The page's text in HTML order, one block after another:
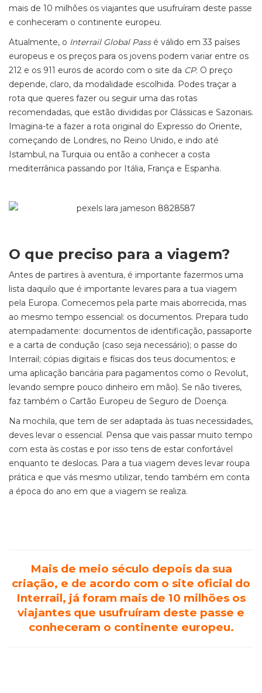
mais de 10 milhões os viajantes que usufruíram deste passe
e conheceram o continente europeu.
Atualmente, o Interrail Global Passé válido em 33 países
europeus e os preços para os jovens podem variar entre os
212 e os 911 euros de acordo com o site da CP. O preço
depende, claro, da modalidade escolhida. Podes traçar a
rota que queres fazer ou seguir uma das rotas
recomendadas, que estão divididas por Clássicas e Sazonais.
Imagina-te a fazer a rota original do Expresso do Oriente,
começando de Londres, no Reino Unido, e indo até
Istambul, na Turquia ou então a conhecer a costa
mediterrânica passando por Itália, França e Espanha.
O que preciso para a viagem?
Antes de partires à aventura, é importante fazermos uma
lista daquilo que é importante levares para a tua viagem
pela Europa. Comecemos pela parte mais aborrecida, mas
ao mesmo tempo essencial: os documentos. Prepara tudo
atempadamente: documentos de identificação, passaporte
e a carta de condução (caso seja necessário); o passe do
Interrail; cópias digitais e físicas dos teus documentos; e
uma aplicação bancária para pagamentos como o Revolut,
levando sempre pouco dinheiro em mão). Se não tiveres,
faz também o Cartão Europeu de Seguro de Doença.
Na mochila, que tem de ser adaptada às tuas necessidades,
deves levar o essencial. Pensa que vais passar muito tempo
com esta às costas e por isso tens de estar confortável
enquanto te deslocas. Para a tua viagem deves levar roupa
prática e que vás mesmo utilizar, tendo também em conta
a época do ano em que a viagem se realiza.
Mais de meio século depois da sua
criação, e de acordo com o site oficial do
Interrail, já foram mais de 10 milhões os
viajantes que usufruíram deste passe e
conheceram o continente europeu.